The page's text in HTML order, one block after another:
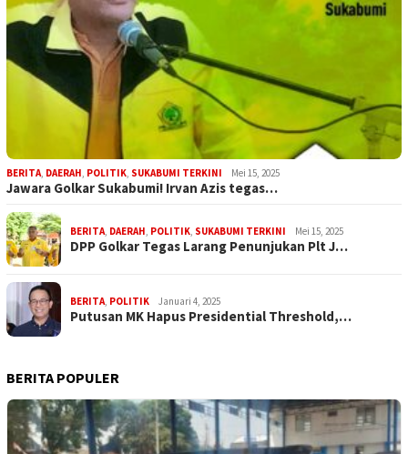
BERITA, DAERAH, POLITIK, SUKABUMI TERKINI Mei 15, 2025
Jawara Golkar Sukabumi! Irvan Azis tegas…
BERITA, DAERAH, POLITIK, SUKABUMI TERKINI Mei 15, 2025
DPP Golkar Tegas Larang Penunjukan Plt J…
BERITA, POLITIK Januari 4, 2025
Putusan MK Hapus Presidential Threshold,…
BERITA POPULER